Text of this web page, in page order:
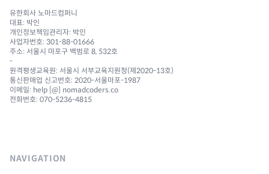
유한회사 노마드컴퍼니
대표: 박인
개인정보책임관리자: 박인
사업자번호: 301-88-01666
주소: 서울시 마포구 백범로 8, 532호
-
원격평생교육원: 서울시 서부교육지원청(제2020-13호)
통신판매업 신고번호: 2020-서울마포-1987
이메일: help [@] nomadcoders.co
전화번호: 070-5236-4815
NAVIGATION